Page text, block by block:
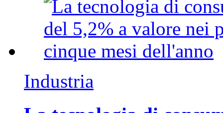
Industria